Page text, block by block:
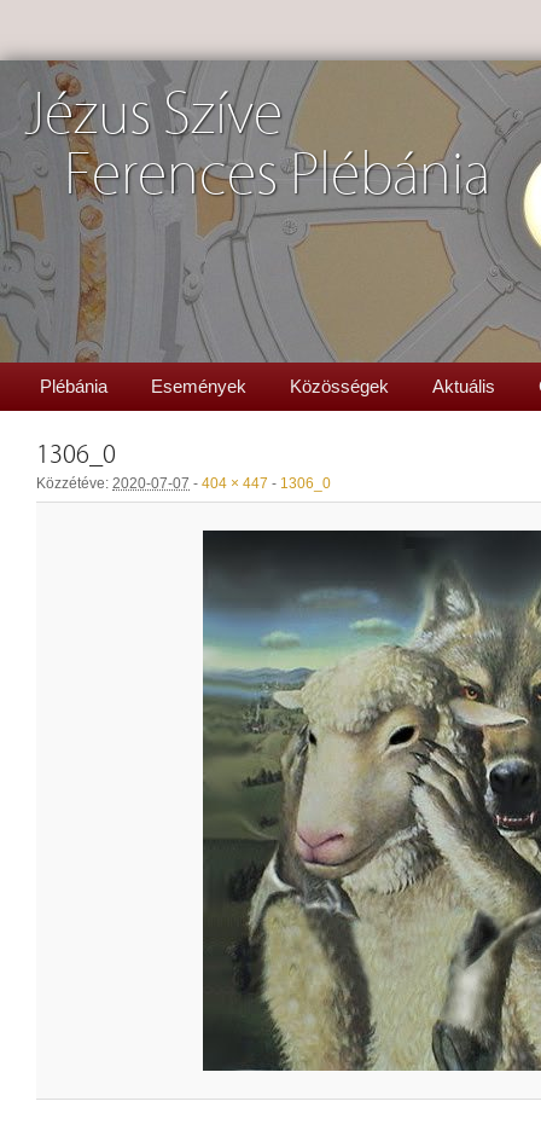
Jézus Szíve
Ferences Plébánia
Plébánia Események Közösségek Aktuális
1306_0
Közzétéve: 2020-07-07 - 404 × 447 - 1306_0